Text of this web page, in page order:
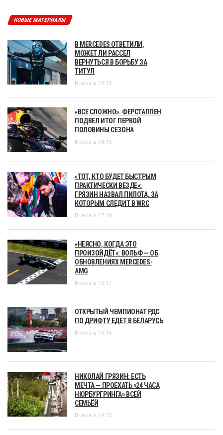
НОВЫЕ МАТЕРИАЛЫ
В MERCEDES ОТВЕТИЛИ,
МОЖЕТ ЛИ РАССЕЛ
ВЕРНУТЬСЯ В БОРЬБУ ЗА
ТИТУЛ
Вчера в 19:12
«ВСЕ СЛОЖНО». ФЕРСТАППЕН
ПОДВЕЛ ИТОГ ПЕРВОЙ
ПОЛОВИНЫ СЕЗОНА
Вчера в 18:15
«ТОТ, КТО БУДЕТ БЫСТРЫМ
ПРАКТИЧЕСКИ ВЕЗДЕ»:
ГРЯЗИН НАЗВАЛ ПИЛОТА, ЗА
КОТОРЫМ СЛЕДИТ В WRC
Вчера в 17:18
«НЕЯСНО, КОГДА ЭТО
ПРОИЗОЙДЁТ»: ВОЛЬФ — ОБ
ОБНОВЛЕНИЯХ MERCEDES-
AMG
Вчера в 16:17
ОТКРЫТЫЙ ЧЕМПИОНАТ РДС
ПО ДРИФТУ ЕДЕТ В БЕЛАРУСЬ
Вчера в 15:16
НИКОЛАЙ ГРЯЗИН: ЕСТЬ
МЕЧТА — ПРОЕХАТЬ «24 ЧАСА
НЮРБУРГРИНГА» ВСЕЙ
СЕМЬЁЙ
Вчера в 14:15